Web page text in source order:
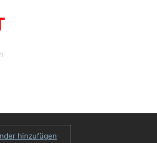
hinzufügen